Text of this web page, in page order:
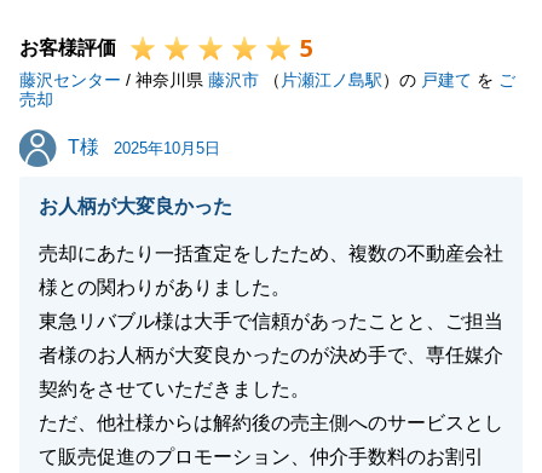
お客様評価 5
藤沢センター / 神奈川県 藤沢市 （ 片瀬江ノ島駅）の 戸建て を ご
売却
T様
T様 2025年10月5日
お人柄が大変良かった
売却にあたり一括査定をしたため、複数の不動産会社
様との関わりがありました。
東急リバブル様は大手で信頼があったことと、ご担当
者様のお人柄が大変良かったのが決め手で、専任媒介
契約をさせていただきました。
ただ、他社様からは解約後の売主側へのサービスとし
て販売促進のプロモーション、仲介手数料のお割引